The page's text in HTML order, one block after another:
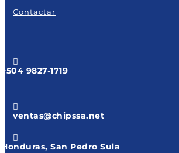
Contactar

+504 9827-1719

ventas@chipssa.net

Honduras, San Pedro Sula